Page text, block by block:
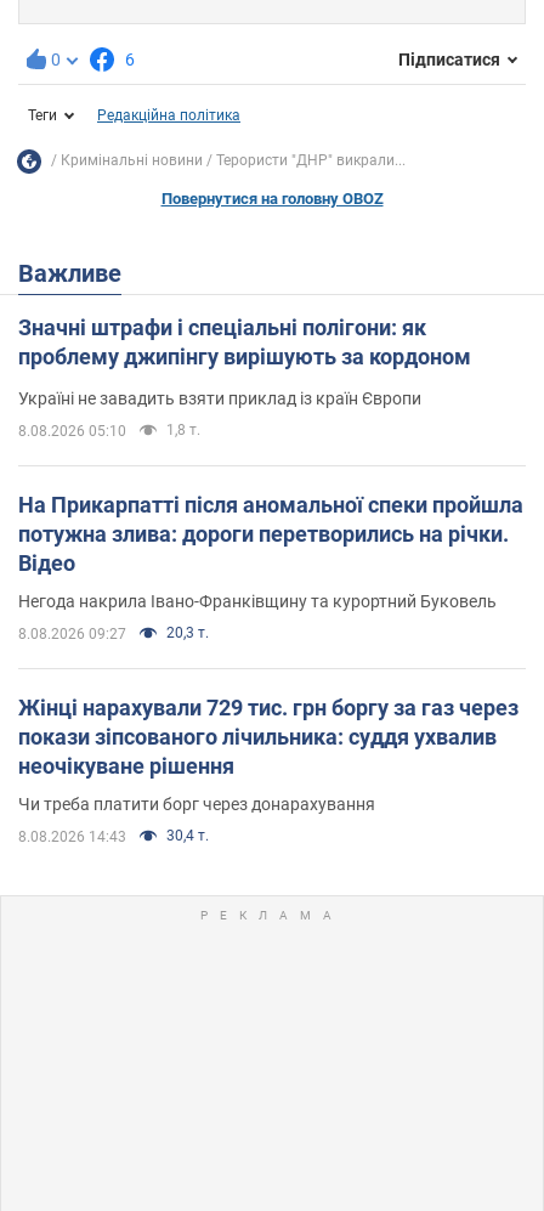
0 6 Підписатися
Теги Редакційна політика
Кримінальні новини Терористи "ДНР" викрали...
Повернутися на головну OBOZ
Важливе
Значні штрафи і спеціальні полігони: як
проблему джипінгу вирішують за кордоном
Україні не завадить взяти приклад із країн Європи
8.08.2026 05:10 1,8 т.
На Прикарпатті після аномальної спеки пройшла
потужна злива: дороги перетворились на річки.
Відео
Негода накрила Івано-Франківщину та курортний Буковель
8.08.2026 09:27 20,3 т.
Жінці нарахували 729 тис. грн боргу за газ через
покази зіпсованого лічильника: суддя ухвалив
неочікуване рішення
Чи треба платити борг через донарахування
8.08.2026 14:43 30,4 т.